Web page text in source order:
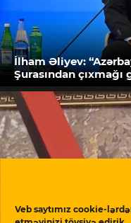
Veb saytımız cookie-
İlham Əliyev:
Şurasından